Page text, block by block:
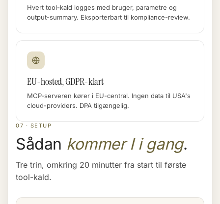
Hvert tool-kald logges med bruger, parametre og
output-summary. Eksporterbart til kompliance-review.
EU-hosted, GDPR-klart
MCP-serveren kører i EU-central. Ingen data til USA's
cloud-providers. DPA tilgængelig.
07 · SETUP
Sådan kommer I i gang.
Tre trin, omkring 20 minutter fra start til første
tool-kald.